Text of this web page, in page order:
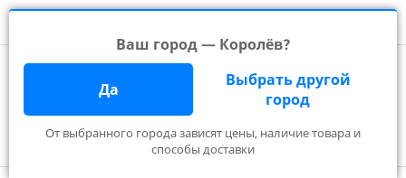
Ваш город — Королёв?
Да
Выбрать другой
город
От выбранного города зависят цены, наличие товара и
способы доставки
Каталог Фанкойлы Настенные
Настенные фанкойлы в Королёве
Фильтр